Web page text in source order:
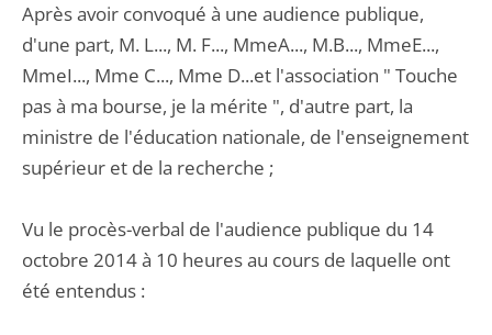
Après avoir convoqué à une audience publique,
d'une part, M. L..., M. F..., MmeA..., M.B..., MmeE...,
MmeI..., Mme C..., Mme D...et l'association " Touche
pas à ma bourse, je la mérite ", d'autre part, la
ministre de l'éducation nationale, de l'enseignement
supérieur et de la recherche ;
Vu le procès-verbal de l'audience publique du 14
octobre 2014 à 10 heures au cours de laquelle ont
été entendus :